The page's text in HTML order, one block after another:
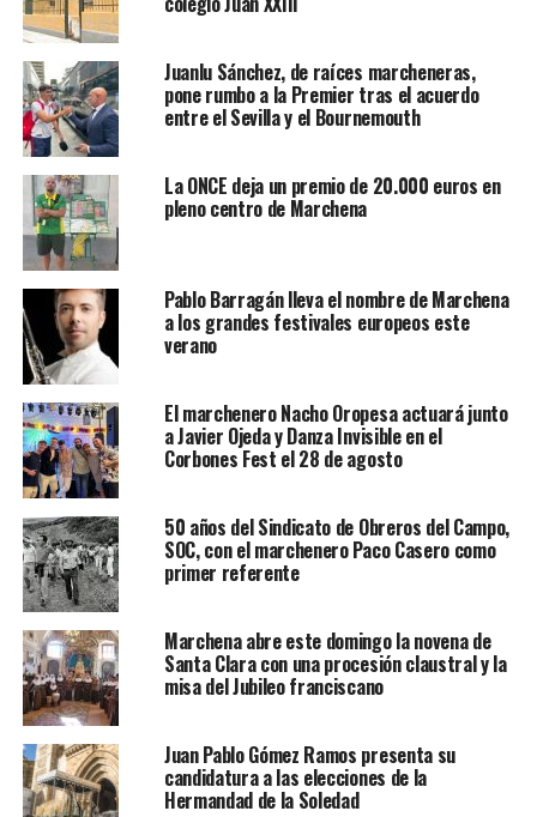
Juanlu Sánchez, de raíces marcheneras,
pone rumbo a la Premier tras el acuerdo
entre el Sevilla y el Bournemouth
La ONCE deja un premio de 20.000 euros en
pleno centro de Marchena
Pablo Barragán lleva el nombre de Marchena
a los grandes festivales europeos este
verano
El marchenero Nacho Oropesa actuará junto
a Javier Ojeda y Danza Invisible en el
Corbones Fest el 28 de agosto
50 años del Sindicato de Obreros del Campo,
SOC, con el marchenero Paco Casero como
primer referente
Marchena abre este domingo la novena de
Santa Clara con una procesión claustral y la
misa del Jubileo franciscano
Juan Pablo Gómez Ramos presenta su
candidatura a las elecciones de la
Hermandad de la Soledad